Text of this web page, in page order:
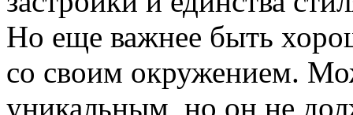
Но еще важнее быть
со своим окружением.
уникальным, но он не